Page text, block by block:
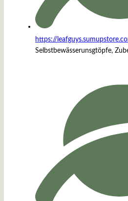
https://
Selbstbewässerunsgtöpfe,